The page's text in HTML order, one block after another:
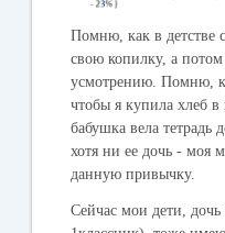
Помню, как в детстве
свою копилку, а
усмотрению. Помню,
чтобы я купила хлеб
бабушка вела тетрадь
хотя ни ее дочь - моя
данную привычку.
Сейчас мои дети,